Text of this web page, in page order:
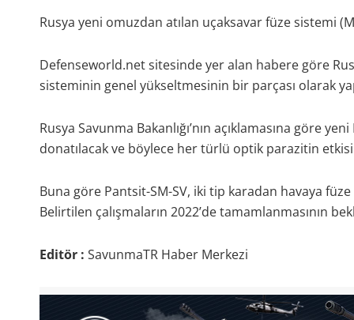
Rusya yeni omuzdan atılan uçaksavar füze sistemi
Defenseworld.net sitesinde yer alan habere göre
sisteminin genel yükseltmesinin bir parçası olarak
Rusya Savunma Bakanlığı’nın açıklamasına göre
donatılacak ve böylece her türlü optik parazitin
Buna göre Pantsit-SM-SV, iki tip karadan havaya
Belirtilen çalışmaların 2022’de tamamlanmasının
Editör : SavunmaTR Haber Merkezi